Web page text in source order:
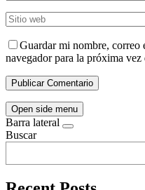
Guardar mi nombre, correo
navegador para la próxima vez
Open side menu
Barra lateral
Buscar